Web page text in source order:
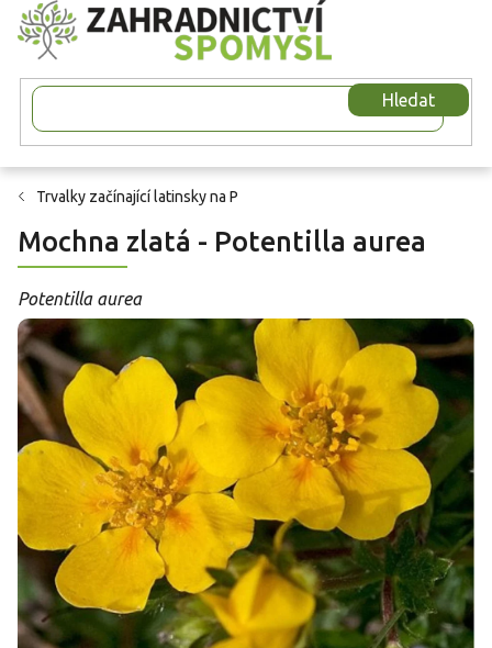
Přejít
na
obsah
Hledat
Trvalky začínající latinsky na P
Mochna zlatá - Potentilla aurea
Potentilla aurea